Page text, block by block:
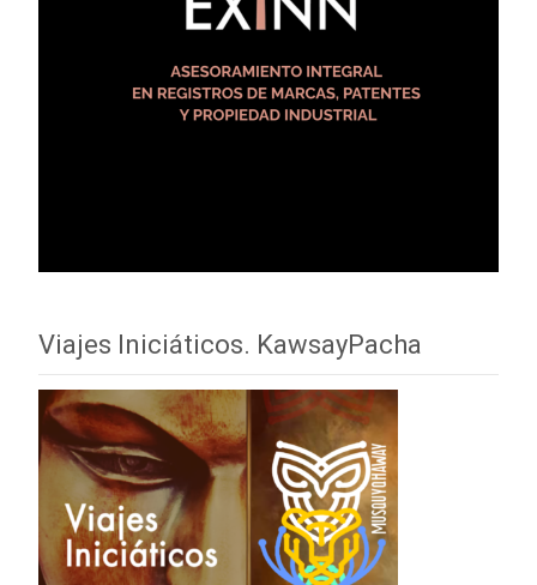
Viajes Iniciáticos. KawsayPacha